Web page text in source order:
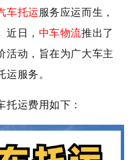
车托运 服务应运而生，
近日， 中车物流推出了
活动，旨在为广大车主
服务。
运费用如下：